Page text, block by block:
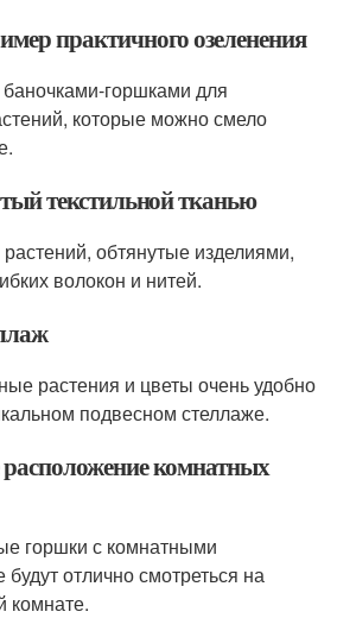
практичного озеленения
горшками для
которые можно смело
текстильной тканью
обтянутые изделиями,
волокон и нитей.
растения и цветы очень удобно
подвесном стеллаже.
комнатных
горшки с комнатными
отлично смотреться на
комнате.